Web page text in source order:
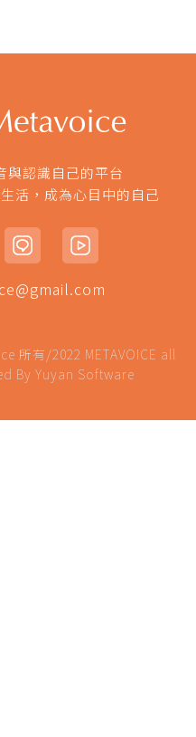
與認識自己的平台
活，成為心目中的自己
所有/2022 METAVOICE all
By Yuyan Software